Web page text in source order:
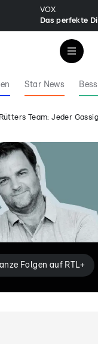
VOX
Das perfekte
Star News
Team: Jeder
Folgen auf RTL+